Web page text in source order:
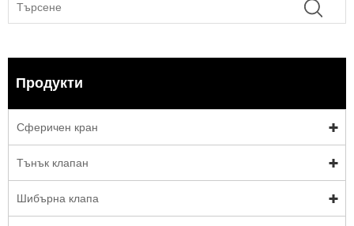
Продукти
Сферичен кран
Тънък клапан
Шибърна клапа